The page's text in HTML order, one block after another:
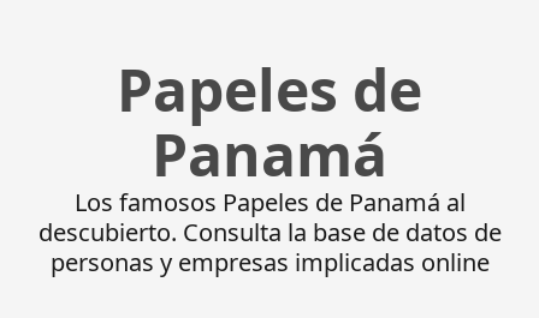
Papeles de
Panamá
Los famosos Papeles de Panamá al
descubierto. Consulta la base de datos de
personas y empresas implicadas online